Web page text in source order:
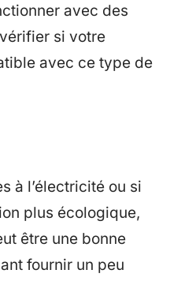
avec des
si votre
avec ce type de
à l’électricité ou si
plus écologique,
être une bonne
fournir un peu